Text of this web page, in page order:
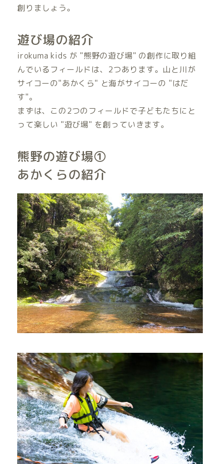
創りましょう。
遊び場の紹介
irokuma kids が "熊野の遊び場" の創作に取り組
んでいるフィールドは、2つあります。山と川が
サイコーの"あかくら" と海がサイコーの "はだ
す"。
まずは、この2つのフィールドで子どもたちにと
って楽しい "遊び場" を創っていきます。
熊野の遊び場①
あかくらの紹介